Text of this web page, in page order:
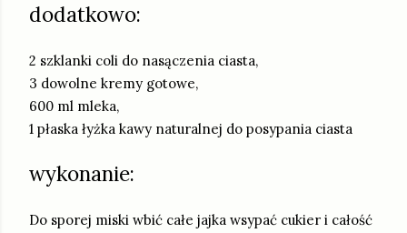
dodatkowo:
2 szklanki coli do nasączenia ciasta,
3 dowolne kremy gotowe,
600 ml mleka,
1 płaska łyżka kawy naturalnej do posypania ciasta
wykonanie:
Do sporej miski wbić całe jajka wsypać cukier i całość